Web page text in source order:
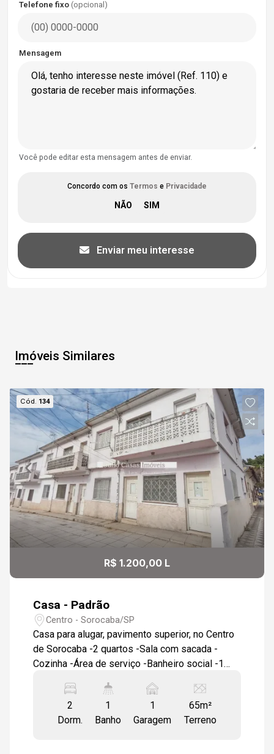
Telefone fixo (opcional)
Mensagem
Você pode editar esta mensagem antes de enviar.
Concordo com os Termos e Privacidade
Enviar meu interesse
Imóveis Similares
Cód. 134
R$ 1.200,00 L
Casa - Padrão
Centro - Sorocaba/SP
Casa para alugar, pavimento superior, no Centro
de Sorocaba -2 quartos -Sala com sacada -
Cozinha -Área de serviço -Banheiro social -1
piso em taco de madeira, demais ambientes em
piso cerâmico. -Próximo a UNISO-Universidade
de Sorocaba -A 3 minutos do Shopping
2
Dorm.
1
Banho
1
Garagem
65m²
Terreno